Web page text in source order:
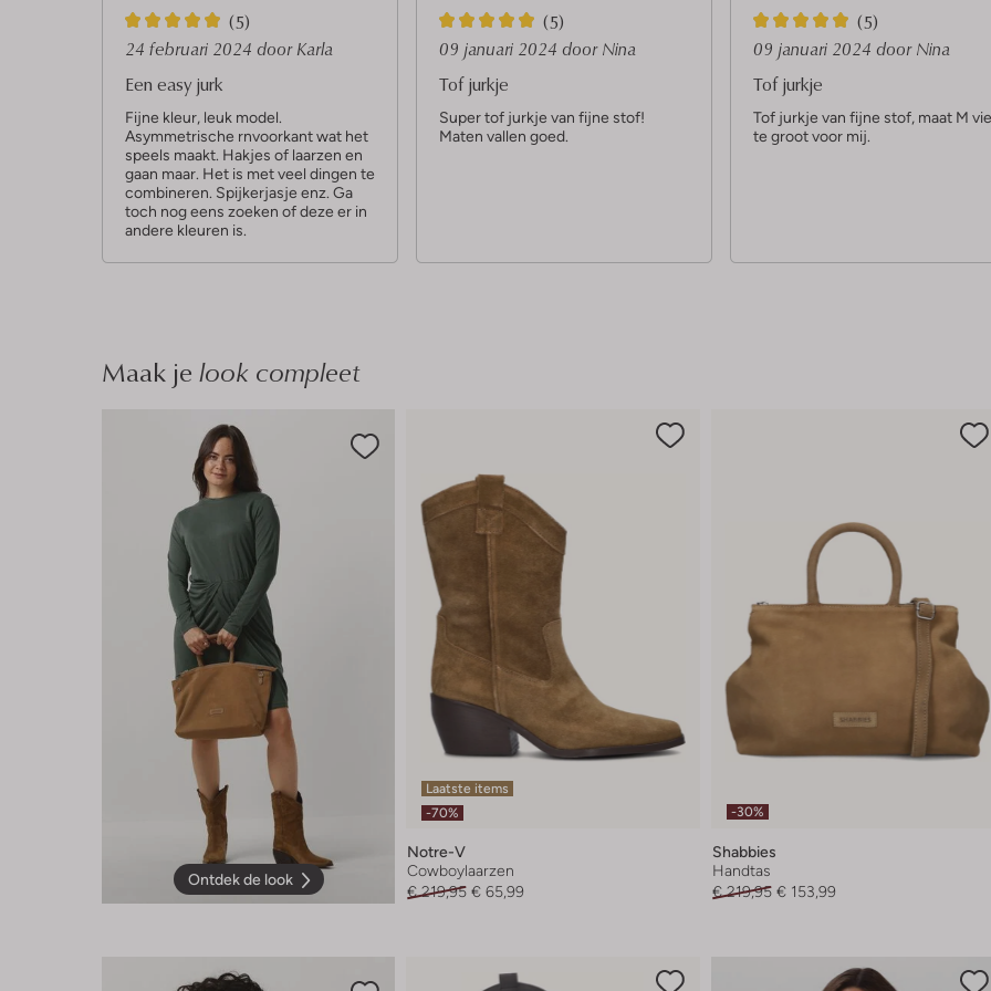
5
S
t
e
r
r
e
n
(5)
24 februari 2024 door Karla
Een easy jurk
Fijne kleur, leuk model.
Asymmetrische rnvoorkant wat het
speels maakt. Hakjes of laarzen en
gaan maar. Het is met veel dingen te
combineren. Spijkerjasje enz. Ga
toch nog eens zoeken of deze er in
andere kleuren is.
5
S
t
e
r
(5)
09 januari 2024 door Nina
Tof jurkje
Super tof jurkje van fijne stof!
Maten vallen goed.
5
S
t
e
r
(5)
09 januari 2024 door Nina
Tof jurkje
Tof jurkje van fijne stof, maat M
te groot voor mij.
Maak je look compleet
Ontdek de look
Laatste items
-70%
Notre-V
Cowboylaarzen
€ 219,95 € 65,99
-30%
Shabbies
Handtas
€ 219,95 € 153,99